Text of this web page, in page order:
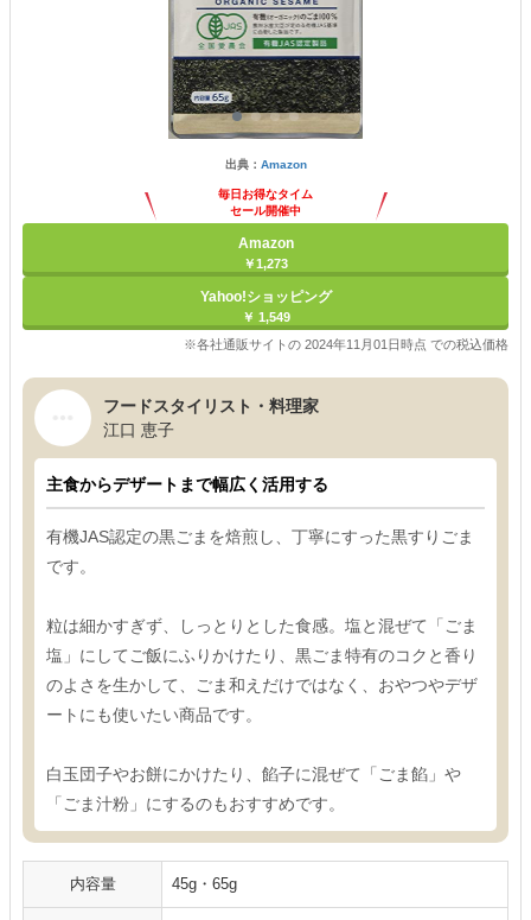
出典： Amazon
毎日お得なタイム
セール開催中
Amazon
￥1,273
Yahoo!ショッピング
￥ 1,549
※各社通販サイトの 2024年11月01日時点 での税込価格
フードスタイリスト・料理家
江口 恵子
主食からデザートまで幅広く活用する
有機JAS認定の黒ごまを焙煎し、丁寧にすった黒すりごま
です。
粒は細かすぎず、しっとりとした食感。塩と混ぜて「ごま
塩」にしてご飯にふりかけたり、黒ごま特有のコクと香り
のよさを生かして、ごま和えだけではなく、おやつやデザ
ートにも使いたい商品です。
白玉団子やお餅にかけたり、餡子に混ぜて「ごま餡」や
「ごま汁粉」にするのもおすすめです。
内容量 45g・65g